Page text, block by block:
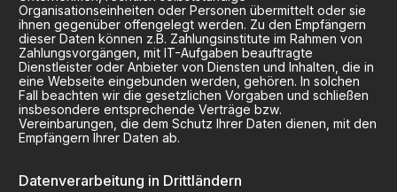
Organisationseinheiten oder Personen übermittelt oder sie
ihnen gegenüber offengelegt werden. Zu den Empfängern
dieser Daten können z.B. Zahlungsinstitute im Rahmen von
Zahlungsvorgängen, mit IT-Aufgaben beauftragte
Dienstleister oder Anbieter von Diensten und Inhalten, die in
eine Webseite eingebunden werden, gehören. In solchen
Fall beachten wir die gesetzlichen Vorgaben und schließen
insbesondere entsprechende Verträge bzw.
Vereinbarungen, die dem Schutz Ihrer Daten dienen, mit den
Empfängern Ihrer Daten ab.
Datenverarbeitung in Drittländern